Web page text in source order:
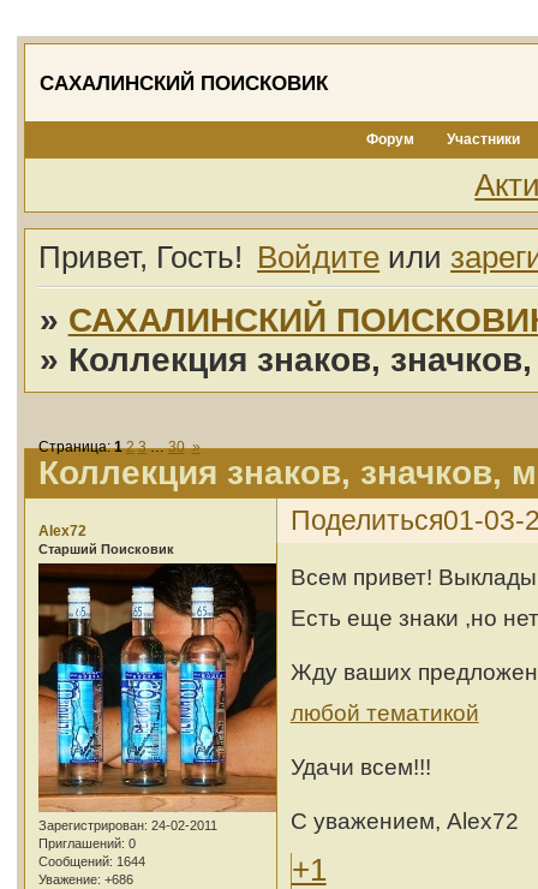
САХАЛИНСКИЙ ПОИСКОВИК
Форум Участники
Привет, Гость! Войдите или
» САХАЛИНСКИЙ
» Коллекция знаков,
Коллекция знаков,
Страница:1 2 3 … 30 »
Поделиться01-03-
Alex72
Cтарший Поисковик
Зарегистрирован: 24-02-2011
Приглашений: 0
Сообщений: 1644
Уважение: +686
Всем привет!
Есть еще знаки ,но
Жду ваших
любой тематикой
Удачи всем!!!
С уважением, Alex72
+1